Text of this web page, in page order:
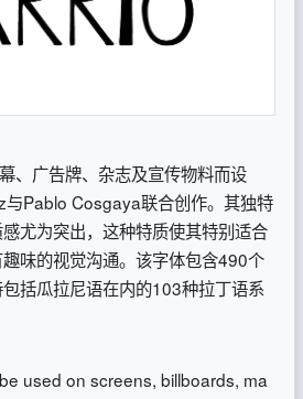
、广告牌、杂志及宣传物料而设
Pablo Cosgaya联合创作。其独特
尤为突出，这种特质使其特别适合
味的视觉沟通。该字体包含490个
括瓜拉尼语在内的103种拉丁语系
used on screens, billboards, ma